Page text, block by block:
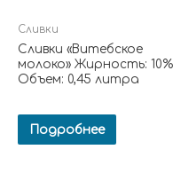
Сливки
Сливки «Витебское
молоко» Жирность: 10%
Объем: 0,45 литра
Подробнее